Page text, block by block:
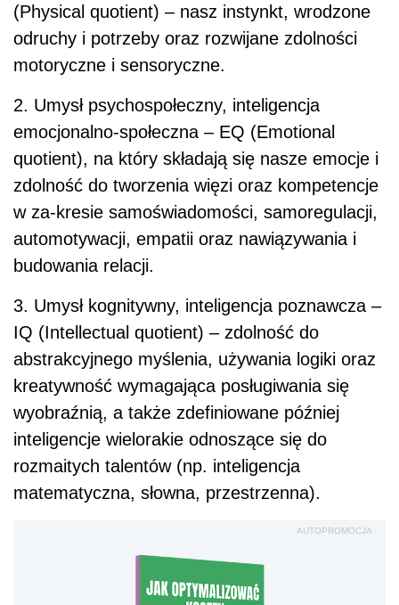
(Physical quotient) – nasz instynkt, wrodzone
odruchy i potrzeby oraz rozwijane zdolności
motoryczne i sensoryczne.
2. Umysł psychospołeczny, inteligencja
emocjonalno-społeczna – EQ (Emotional
quotient), na który składają się nasze emocje i
zdolność do tworzenia więzi oraz kompetencje
w za-kresie samoświadomości, samoregulacji,
automotywacji, empatii oraz nawiązywania i
budowania relacji.
3. Umysł kognitywny, inteligencja poznawcza –
IQ (Intellectual quotient) – zdolność do
abstrakcyjnego myślenia, używania logiki oraz
kreatywność wymagająca posługiwania się
wyobraźnią, a także zdefiniowane później
inteligencje wielorakie odnoszące się do
rozmaitych talentów (np. inteligencja
matematyczna, słowna, przestrzenna).
AUTOPROMOCJA